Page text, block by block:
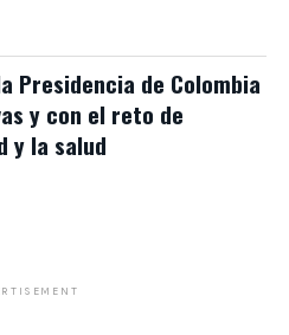
Presidencia de Colombia
y con el reto de
y la salud